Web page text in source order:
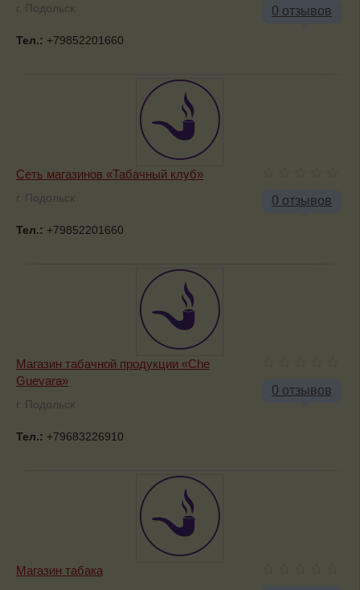
0 отзывов
г. Подольск
Тел.: +79852201660
0 отзывов
Сеть магазинов «Табачный клуб»
г. Подольск
Тел.: +79852201660
0 отзывов
Магазин табачной продукции «Che
Guevara»
г. Подольск
Тел.: +79683226910
Магазин табака